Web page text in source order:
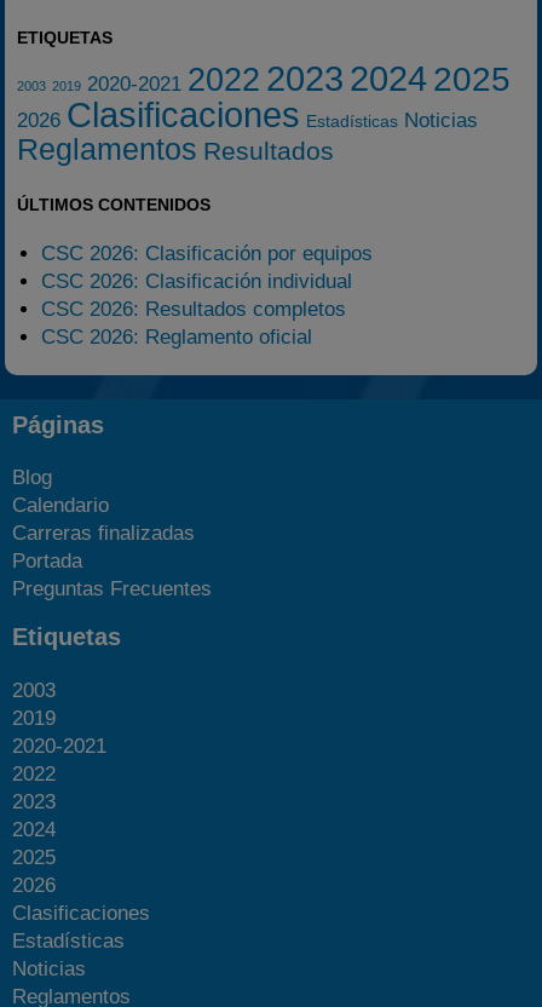
ETIQUETAS
2003 2019 2020-2021 2022 2023 20242025
2026 Clasificaciones Estadísticas Noticias
Reglamentos Resultados
ÚLTIMOS CONTENIDOS
CSC 2026: Clasificación por equipos
CSC 2026: Clasificación individual
CSC 2026: Resultados completos
CSC 2026: Reglamento oficial
Páginas
Blog
Calendario
Carreras finalizadas
Portada
Preguntas Frecuentes
Etiquetas
2003
2019
2020-2021
2022
2023
2024
2025
2026
Clasificaciones
Estadísticas
Noticias
Reglamentos